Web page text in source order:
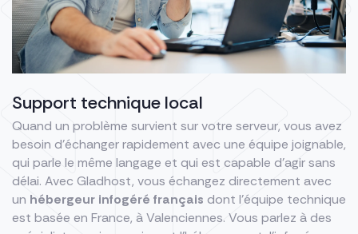
Support technique local
Quand un problème survient sur votre serveur, vous avez
besoin d’échanger rapidement avec une équipe joignable,
qui parle le même langage et qui est capable d’agir sans
délai. Avec Gladhost, vous échangez directement avec
un hébergeur infogéré français dont l’équipe technique
est basée en France, à Valenciennes. Vous parlez à des